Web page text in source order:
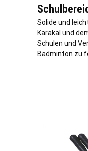
Solide und
Karakal und
Schulen und
Badminton zu